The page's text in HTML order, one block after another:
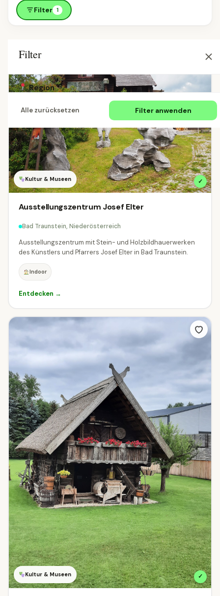
Filter 1
Filter
Region
Alle Länder Deutschland
Schweiz
ÖSTERREICH
Alle Regionen Burgenland 753 Kärnten 3141
Salzburg 5161 Steiermark
Vorarlberg 4607 Wien 234
DEUTSCHLAND
Baden-Württemberg
SCHWEIZ
Appenzell Innerrhoden
St. Gallen Thurgau 7 Zürich
BEZIRK
Alle Amstetten 2 Baden 16 Bruck an der Leitha 8
Gmünd 2 Gänserndorf 10 Horn 12 Korneuburg 5
Krems an der Donau-Stadt 2 Krems-Land 10
Lilienfeld 6 Melk 6 Mistelbach 6 Mödling 6
Neunkirchen 3 Sankt Pölten-Land 6
Sankt Pölten-Stadt 3 Scheibbs 1 Tulln 5
Waidhofen an der Thaya 7 Wiener Neustadt-Land 13
Wiener Neustadt-Stadt 2 Zwettl 12
Alle zurücksetzen Filter anwenden
Kultur & Museen ✓
Ausstellungszentrum Josef Elter
Bad Traunstein, Niederösterreich
Ausstellungszentrum mit Stein- und Holzbildhauerwerken
des Künstlers und Pfarrers Josef Elter in Bad Traunstein.
Indoor
Entdecken →
Kultur & Museen ✓